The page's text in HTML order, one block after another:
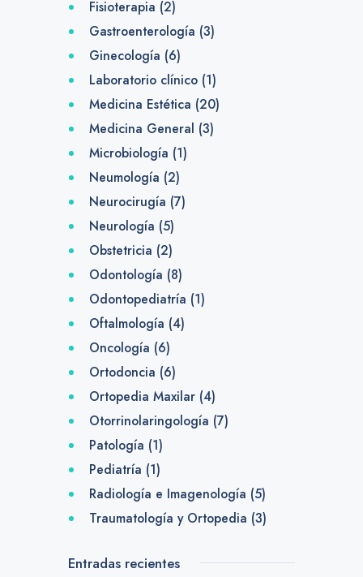
Fisioterapia (2)
Gastroenterología (3)
Ginecología (6)
Laboratorio clínico(1)
Medicina Estética (20)
Medicina General (3)
Microbiología (1)
Neumología (2)
Neurocirugía (7)
Neurología (5)
Obstetricia (2)
Odontología (8)
Odontopediatría (1)
Oftalmología (4)
Oncología (6)
Ortodoncia (6)
Ortopedia Maxilar(4)
Otorrinolaringología (7)
Patología (1)
Pediatría (1)
Radiología e Imagenología (5)
Traumatología y Ortopedia (3)
Entradas recientes